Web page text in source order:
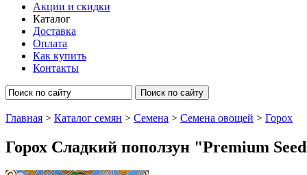
Акции и скидки
Каталог
Доставка
Оплата
Как купить
Контакты
Поиск по сайту
Главная > Каталог семян > Семена > Семена овощей > Горох
Горох Сладкий поползун "Premium